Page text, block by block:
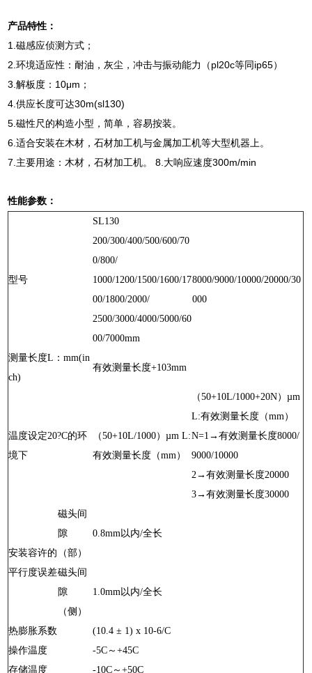
产品特性：
1.磁感应侦测方式；
2.环境适应性：耐油，灰尘，冲击与振动能力（pl20c等同ip65）
3.解板度：10μm；
4.供应长度可达30m(sl130)
5.磁性尺的构造小型，简单，容易按装。
6.适合安装在木材，石材加工机与金属加工机等大型机器上。
7.主要用途：木材，石材加工机。 8.大响应速度300m/min
性能参数：
型号
SL130
200/300/400/500/600/70
0/800/
8000/9000/10000/20000/30
000
1000/1200/1500/1600/17
00/1800/2000/
2500/3000/4000/5000/60
00/7000mm
测量长度L：mm(in
ch)
有效测量长度+103mm
温度设定20?C的环
境下
（50+10L/1000）µm L:
有效测量长度（mm）
（50+10L/1000+20N）µm
L:有效测量长度（mm）
N=1→有效测量长度8000/
9000/10000
2→有效测量长度20000
3→有效测量长度30000
安装容许的
平行度误差
磁头间
隙
（部）
0.8mm以内/全长
磁头间
隙
（侧）
1.0mm以内/全长
热膨胀系数
(10.4 ± 1) x 10-6/C
操作温度
-5C～+45C
存储温度
-10C～+50C